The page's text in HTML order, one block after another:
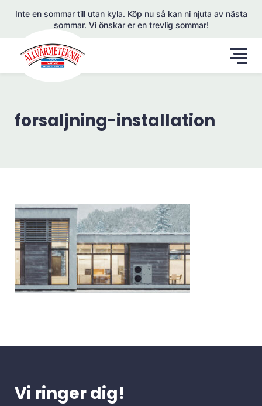
Inte en sommar till utan kyla. Köp nu så kan ni njuta av nästa
sommar. Vi önskar er en trevlig sommar!
forsaljning-installation
Vi ringer dig!